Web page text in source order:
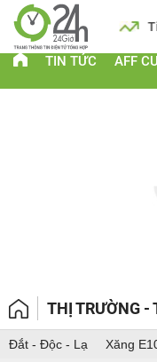
Lịch Tin
TIN TỨC AFF
THỊ TRƯỜNG -
Đắt - Độc - Lạ Xăng